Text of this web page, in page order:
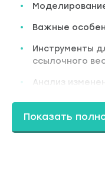
Важные
Инструменты
ссылочного
Анализ
Глава 2
Внутренняя
Правила,
Показать